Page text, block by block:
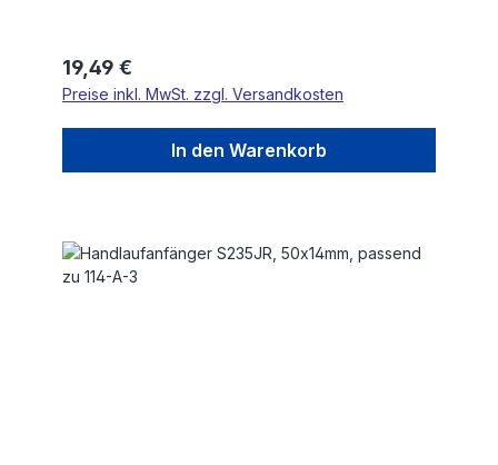
Regulärer Preis:
19,49 €
Preise inkl. MwSt. zzgl. Versandkosten
In den Warenkorb